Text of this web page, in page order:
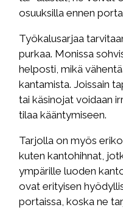
osuuksilla ennen
Työkalusarjaa
purkaa. Monissa
helposti, mikä
kantamista. Joissain
tai käsinojat voidaan
tilaa kääntymiseen.
Tarjolla on myös
kuten kantohihnat,
ympärille luoden
ovat erityisen
portaissa, koska ne